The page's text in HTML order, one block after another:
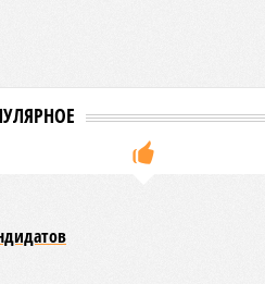
то, неудивительно с
этого крохотного
удивляет – оно,
Японией – почти 85 лет.
Швейцария и Австралия.
очень далеки. Впрочем,
чтобы к 2030 году
а к 2036 году – до 81
неизвестно.